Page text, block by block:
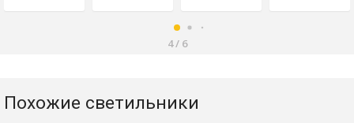
4/ 6
Похожие светильники